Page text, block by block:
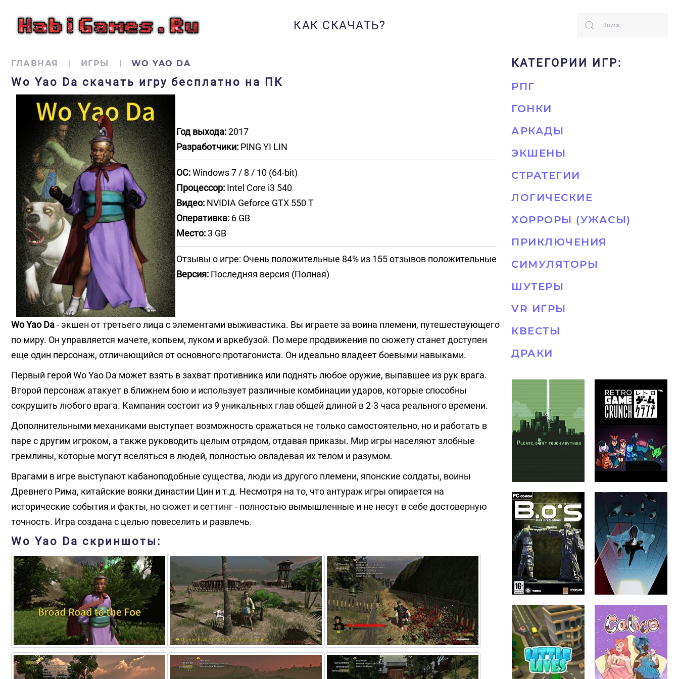
КАК СКАЧАТЬ?
ГЛАВНАЯ ИГРЫ WO YAO DA
Wo Yao Da скачать игру бесплатно на ПК
Год выхода:2017
Разработчики:PING YI LIN
ОС:Windows 7 / 8 / 10 (64-bit)
Процессор:Intel Core i3 540
Видео:NVIDIA Geforce GTX 550 T
Оперативка:6 GB
Место:3 GB
Отзывы о игре: Очень положительные 84% из 155 отзывов положительные
Версия:Последняя версия (Полная)
Wo Yao Da- экшен от третьего лица с элементами выживастика. Вы играете за воина племени, путешествующего
по миру. Он управляется мачете, копьем, луком и аркебузой. По мере продвижения по сюжету станет доступен
еще один персонаж, отличающийся от основного протагониста. Он идеально владеет боевыми навыками.
Первый герой Wo Yao Da может взять в захват противника или поднять любое оружие, выпавшее из рук врага.
Второй персонаж атакует в ближнем бою и использует различные комбинации ударов, которые способны
сокрушить любого врага. Кампания состоит из 9 уникальных глав общей длиной в 2-3 часа реального времени.
Дополнительными механиками выступает возможность сражаться не только самостоятельно, но и работать в
паре с другим игроком, а также руководить целым отрядом, отдавая приказы. Мир игры населяют злобные
гремлины, которые могут вселяться в людей, полностью овладевая их телом и разумом.
Врагами в игре выступают кабаноподобные существа, люди из другого племени, японские солдаты, воины
Древнего Рима, китайские вояки династии Цин и т.д. Несмотря на то, что антураж игры опирается на
исторические события и факты, но сюжет и сеттинг - полностью вымышленные и не несут в себе достоверную
точность. Игра создана с целью повеселить и развлечь.
Wo Yao Da скриншоты:
КАТЕГОРИИ ИГР:
РПГ
ГОНКИ
АРКАДЫ
ЭКШЕНЫ
СТРАТЕГИИ
ЛОГИЧЕСКИЕ
ХОРРОРЫ (УЖАСЫ)
ПРИКЛЮЧЕНИЯ
СИМУЛЯТОРЫ
ШУТЕРЫ
VR ИГРЫ
КВЕСТЫ
ДРАКИ